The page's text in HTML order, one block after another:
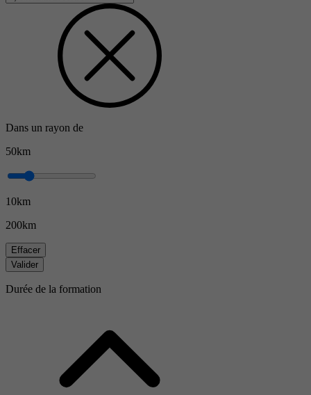
Dans un rayon de
50km
10km
200km
Effacer
Valider
Durée de la formation